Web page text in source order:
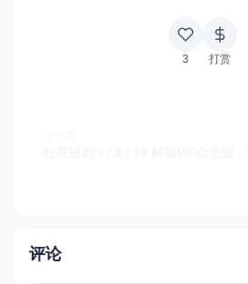
3 打赏
评论